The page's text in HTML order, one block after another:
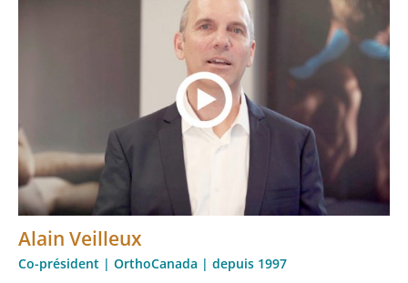
Alain Veilleux
Co-président | OrthoCanada | depuis 1997